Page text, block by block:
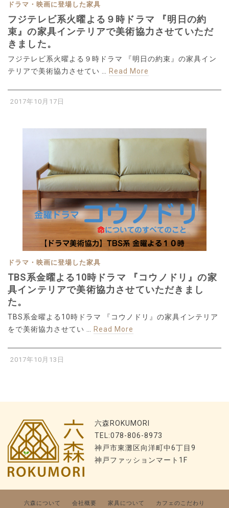
ドラマ・映画に登場した家具
フジテレビ系火曜よる９時ドラマ 『明日の約
束』の家具インテリアで美術協力させていただ
きました。
フジテレビ系火曜よる９時ドラマ 『明日の約束』の家具イン
テリアで美術協力させてい …
Read More
2017年10月17日
ドラマ・映画に登場した家具
TBS系金曜よる10時ドラマ 『コウノドリ』の家
具インテリアで美術協力させていただきまし
た。
TBS系金曜よる10時ドラマ 『コウノドリ』の家具インテリア
をで美術協力させてい …
Read More
2017年10月13日
六森ROKUMORI
TEL:078-806-8973
神戸市東灘区向洋町中6丁目9
神戸ファッションマート1F
六森について 会社概要 家具について カフェのこだわり